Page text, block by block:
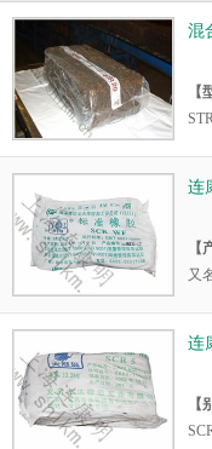
混
【
外
性
一
【
领
连
【
又
品
连
【